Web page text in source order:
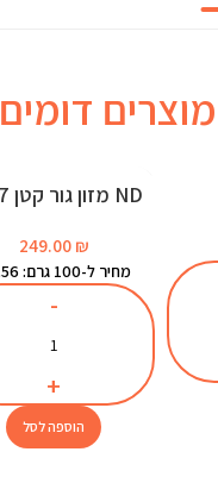
מוצרים דומים
ND מזון גור קטן 7 ק"ג
249.00 ₪
מחיר ל-100 גרם: ₪3.56
הוספה לסל